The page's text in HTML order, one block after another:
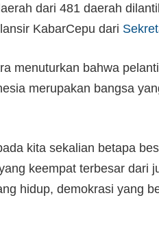
dari 481 daerah
KabarCepu dari
menuturkan bahwa
merupakan bangsa
kita sekalian betapa
keempat terbesar dari
hidup, demokrasi yang